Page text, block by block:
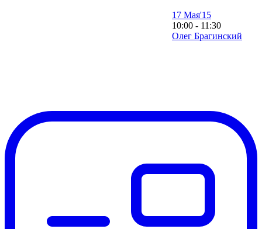
17 Мая'15
10:00 - 11:30
Олег Брагинский